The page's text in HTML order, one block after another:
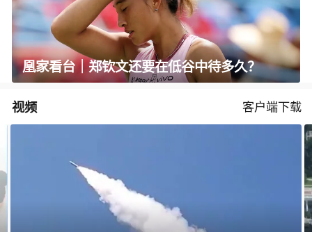
凰家看台｜郑钦文还要在低谷中待多久？
视频 客户端下载